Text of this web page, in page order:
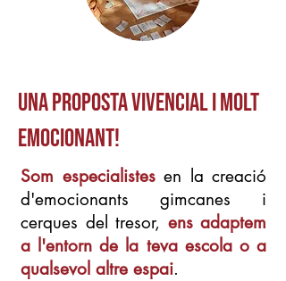
UNA PROPOSTA vivencial i MOLT
EMOCIONANT!
Som especialistesen la creació
d'emocionants gimcanes i
cerques del tresor, ens adaptem
a l'entorn de la teva escola o a
qualsevol altre espai.